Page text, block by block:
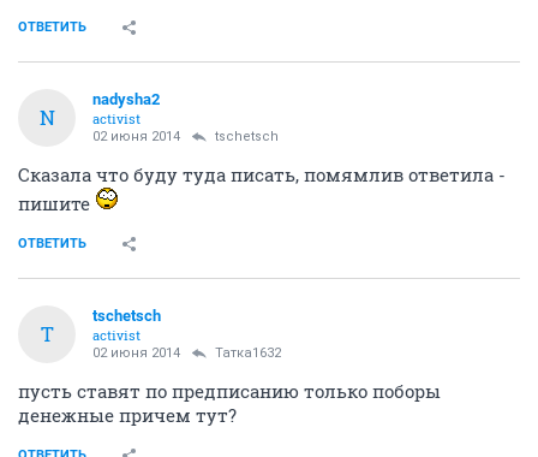
ОТВЕТИТЬ
N
nadysha2
activist
02 июня 2014 tschetsch
Сказала что буду туда писать, помямлив ответила -
пишите
ОТВЕТИТЬ
T
tschetsch
activist
02 июня 2014 Татка1632
пусть ставят по предписанию только поборы
денежные причем тут?